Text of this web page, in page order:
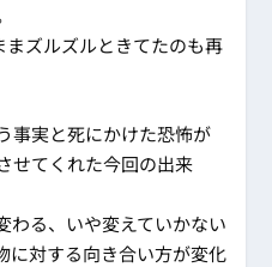
まズルズルときてたのも再
事実と死にかけた恐怖が
せてくれた今回の出来
わる、いや変えていかない
に対する向き合い方が変化